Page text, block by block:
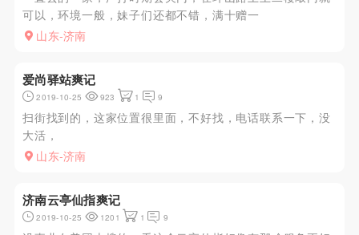
可以，环境一般，妹子们还都不错，满十赠一
山东-济南
爱尚驿站爽记
2019-10-25 923 1 9
扫街找到的，这家位置很里面，不好找，电话联系一下，没
大活，
山东-济南
济南云亭仙指爽记
2019-10-25 1201 1 9